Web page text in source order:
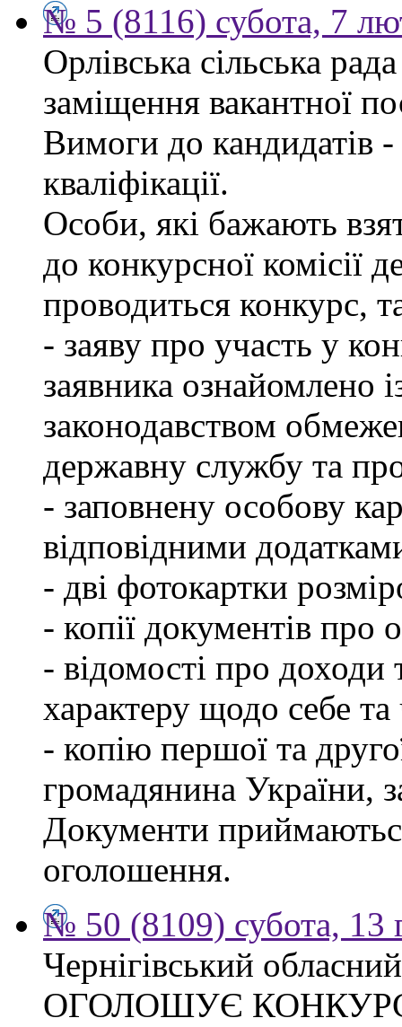
№ 5 (8116) субота, 7
Орлівська сільська
заміщення вакантної
Вимоги до кандидатів -
кваліфікації.
Особи, які бажають
до конкурсної комісії
проводиться конкурс,
- заяву про участь у
заявника ознайомлено
законодавством
державну службу та
- заповнену особову
відповідними
- дві фотокартки
- копії документів про
- відомості про доходи
характеру щодо себе та
- копію першої та
громадянина України,
Документи
оголошення.
№ 50 (8109) субота, 13
Чернігівський
ОГОЛОШУЄ